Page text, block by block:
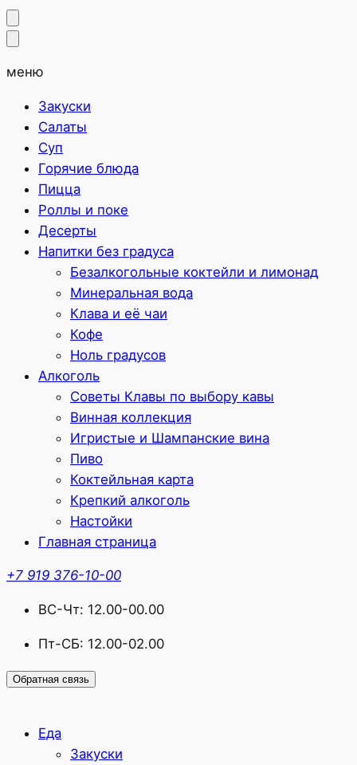
меню
Закуски
Салаты
Суп
Горячие блюда
Пицца
Роллы и поке
Десерты
Напитки без градуса
Безалкогольные коктейли и лимонад
Минеральная вода
Клава и её чаи
Кофе
Ноль градусов
Алкоголь
Советы Клавы по выбору кавы
Винная коллекция
Игристые и Шампанские вина
Пиво
Коктейльная карта
Крепкий алкоголь
Настойки
Главная страница
+7 919 376-10-00
ВС-Чт: 12.00-00.00
Пт-СБ: 12.00-02.00
Обратная связь
Еда
Закуски